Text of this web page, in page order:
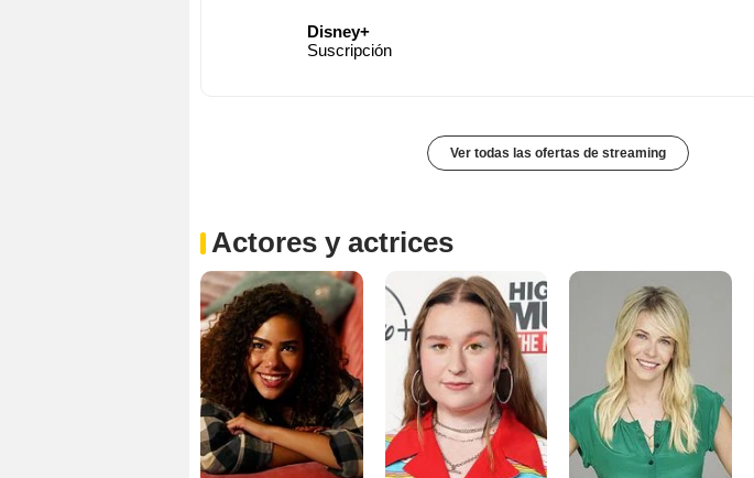
Disney+
Suscripción
Ver todas las ofertas de streaming
Actores y actrices